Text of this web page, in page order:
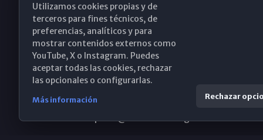
Obispado de Málaga
Santa María, 18-20. 29015 Málaga
(+34) 952 224 386
Utilizamos cookies propias y de
terceros para fines técnicos, de
preferencias, analíticos y para
mostrar contenidos externos como
YouTube, X o Instagram. Puedes
aceptar todas las cookies, rechazar
las opcionales o configurarlas.
Más información Rechazar